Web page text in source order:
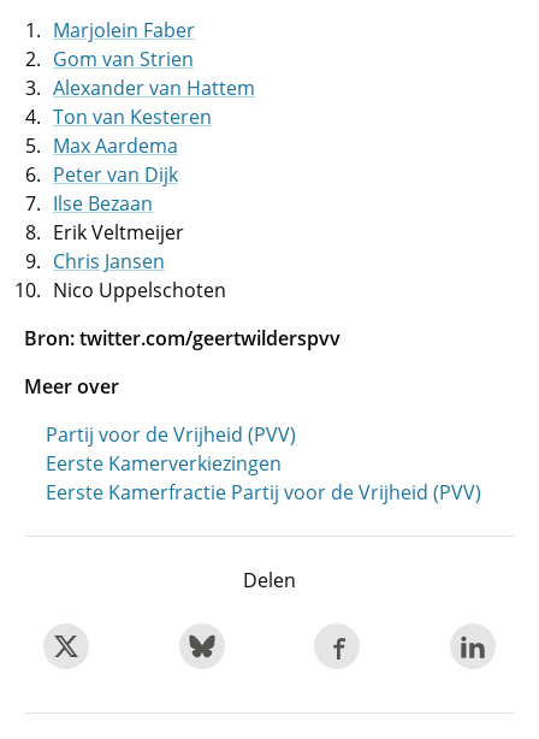
Marjolein Faber
Gom van Strien
Alexander van Hattem
Ton van Kesteren
Max Aardema
Peter van Dijk
Ilse Bezaan
Erik Veltmeijer
Chris Jansen
Nico Uppelschoten
Bron: twitter.com/geertwilderspvv
Meer over
Partij voor de Vrijheid (PVV)
Eerste Kamerverkiezingen
Eerste Kamerfractie Partij voor de Vrijheid (PVV)
Delen